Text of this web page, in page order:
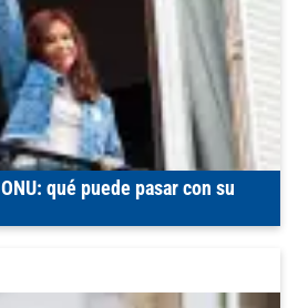
qué puede pasar con su